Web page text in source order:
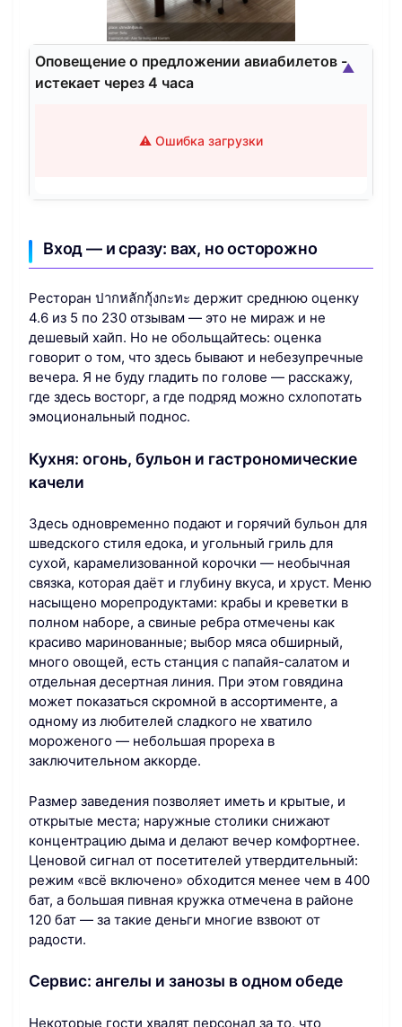
Оповещение о предложении авиабилетов -
истекает через 4 часа
⚠️ Ошибка загрузки
▲
Вход — и сразу: вах, но осторожно
Ресторан ปากหลักกุ้งกะทะ держит среднюю оценку
4.6 из 5 по 230 отзывам — это не мираж и не
дешевый хайп. Но не обольщайтесь: оценка
говорит о том, что здесь бывают и небезупречные
вечера. Я не буду гладить по голове — расскажу,
где здесь восторг, а где подряд можно схлопотать
эмоциональный поднос.
Кухня: огонь, бульон и гастрономические
качели
Здесь одновременно подают и горячий бульон для
шведского стиля едока, и угольный гриль для
сухой, карамелизованной корочки — необычная
связка, которая даёт и глубину вкуса, и хруст. Меню
насыщено морепродуктами: крабы и креветки в
полном наборе, а свиные ребра отмечены как
красиво маринованные; выбор мяса обширный,
много овощей, есть станция с папайя-салатом и
отдельная десертная линия. При этом говядина
может показаться скромной в ассортименте, а
одному из любителей сладкого не хватило
мороженого — небольшая прореха в
заключительном аккорде.
Размер заведения позволяет иметь и крытые, и
открытые места; наружные столики снижают
концентрацию дыма и делают вечер комфортнее.
Ценовой сигнал от посетителей утвердительный:
режим «всё включено» обходится менее чем в 400
бат, а большая пивная кружка отмечена в районе
120 бат — за такие деньги многие взвоют от
радости.
Сервис: ангелы и занозы в одном обеде
Некоторые гости хвалят персонал за то, что